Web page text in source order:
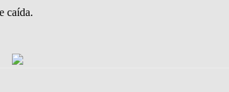
caída.